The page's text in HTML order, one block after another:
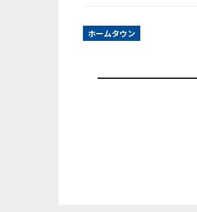
ホームタウン